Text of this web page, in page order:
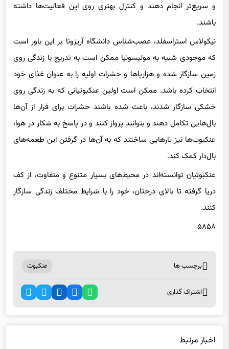
باشند.
نیکولاس استراسفلد، عصب‌شناس دانشگاه آریزونا بر این باور است
که موجودی شبیه به مولیسونیا ممکن است به تدریج با زندگی روی
زمین سازگار شده و هزارپاها و حشرات اولیه را به عنوان غذای خود
انتخاب کرده باشد. ممکن است اولین عنکبوتیانی که به زندگی روی
خشکی سازگار شدند، باعث شده‌ باشند حشرات برای فرار از آن‌ها
بال‌هایی تکامل دهند و بتوانند پرواز کنند و در پاسخ به شکار در هوا،
عنکبوت‌ها نیز تارهایی ساختند که به آن‌ها در گرفتن این طعمه‌های
بال‌دار کمک کند.
عنکبوتیان توانسته‌اند در محیط‌های بسیار متنوع و متفاوت، از کف
دریا گرفته تا بالای درختان، خود را با شرایط مختلف زندگی سازگار
کنند.
۵۸۵۸